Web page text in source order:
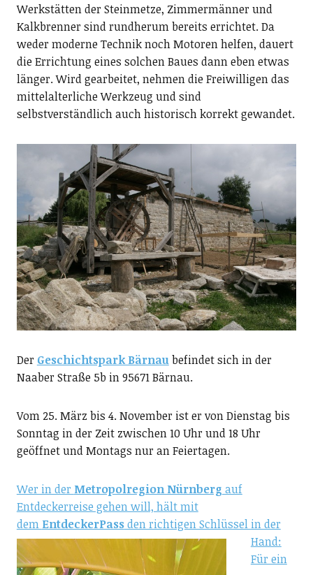
Werkstätten der Steinmetze, Zimmermänner und
Kalkbrenner sind rundherum bereits errichtet. Da
weder moderne Technik noch Motoren helfen, dauert
die Errichtung eines solchen Baues dann eben etwas
länger. Wird gearbeitet, nehmen die Freiwilligen das
mittelalterliche Werkzeug und sind
selbstverständlich auch historisch korrekt gewandet.
Der Geschichtspark Bärnaubefindet sich in der
Naaber Straße 5b in 95671 Bärnau.
Vom 25. März bis 4. November ist er von Dienstag bis
Sonntag in der Zeit zwischen 10 Uhr und 18 Uhr
geöffnet und Montags nur an Feiertagen.
Wer in der Metropolregion Nürnberg auf
Entdeckerreise gehen will, hält mit
dem EntdeckerPassden richtigen Schlüssel in der
Hand:
Für ein